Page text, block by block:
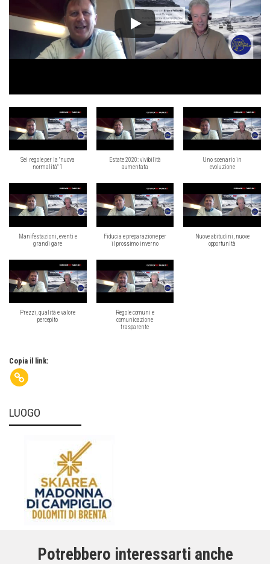
Sei regole per la "nuova
normalità" 1
Estate 2020: vivibilità
aumentata
Uno scenario in
evoluzione
Manifestazioni, eventi e
grandi gare
Fiducia e preparazione per
il prossimo inverno
Nuove abitudini, nuove
opportunità
Prezzi, qualità e valore
percepito
Regole comuni e
comunicazione
trasparente
Copia il link:
LUOGO
Potrebbero interessarti anche